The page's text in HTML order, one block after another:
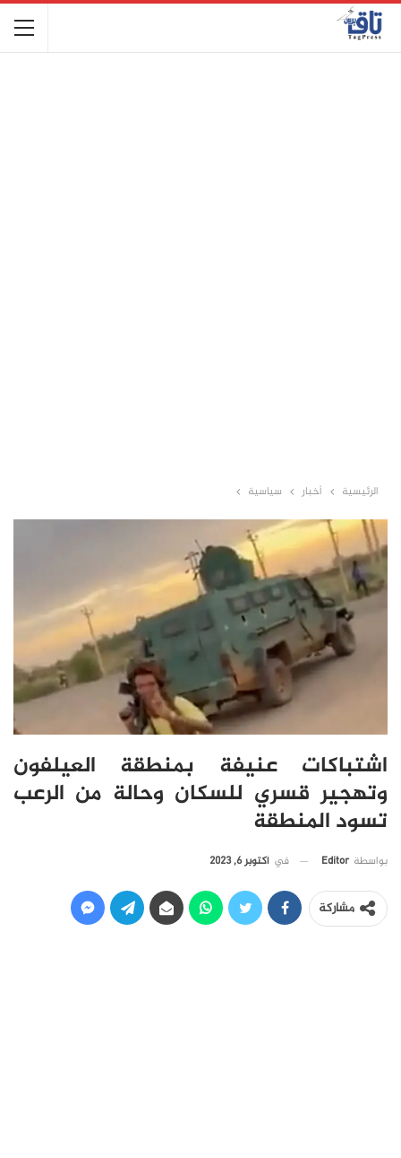
الرئيسية أخبار سياسية
اشتباكات عنيفة بمنطقة العيلفون
وتهجير قسري للسكان وحالة من الرعب
تسود المنطقة
بواسطة Editor في أكتوبر 6, 2023
مشاركة